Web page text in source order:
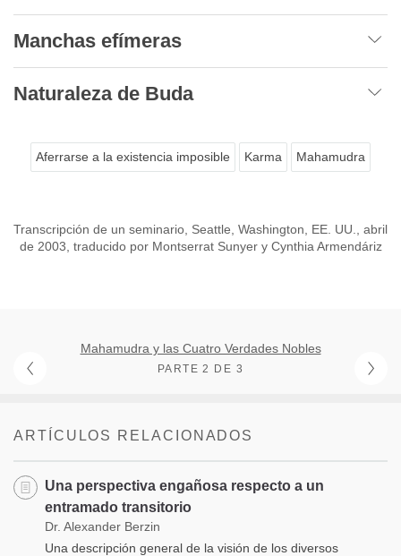
Manchas efímeras
Naturaleza de Buda
Aferrarse a la existencia imposible Karma Mahamudra
Transcripción de un seminario, Seattle, Washington, EE. UU., abril
de 2003, traducido por Montserrat Sunyer y Cynthia Armendáriz
Mahamudra y las Cuatro Verdades Nobles
PARTE 2 DE 3
ARTÍCULOS RELACIONADOS
Una perspectiva engañosa respecto a un
entramado transitorio
Dr. Alexander Berzin
Una descripción general de la visión de los diversos